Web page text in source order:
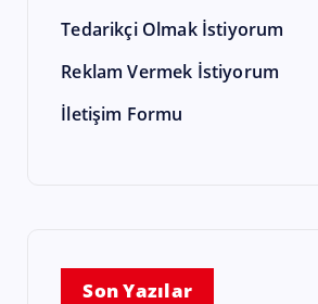
Tedarikçi Olmak İstiyorum
Reklam Vermek İstiyorum
İletişim Formu
Son Yazılar